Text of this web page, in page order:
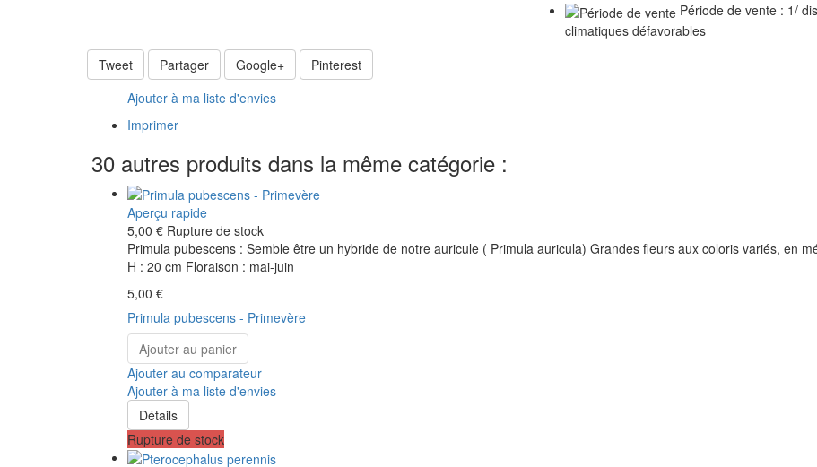
Période de vente : 1/
climatiques défavorables
Tweet
Partager Google+
Pinterest
Ajouter à ma liste d'envies
Imprimer
30 autres produits dans la même catégorie :
Aperçu rapide
5,00 € Rupture de stock
Primula pubescens : Semble être un hybride de notre auricule ( Primula auricula) Grandes fleurs aux coloris variés, en
H : 20 cm Floraison : mai-juin
5,00 €
Primula pubescens - Primevère
Ajouter au panier
Ajouter au comparateur
Ajouter à ma liste d'envies
Détails
Rupture de stock